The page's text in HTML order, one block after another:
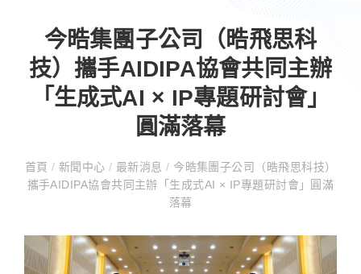
今晧集團子公司（晧飛思科
技）攜手AIDIPA協會共同主辦
「生成式AI × IP專題研討會」
圓滿落幕
首頁 / 新聞中心/ 最新消息/ 今晧集團子公司（晧飛思科技）
攜手AIDIPA協會共同主辦「生成式AI × IP專題研討會」圓滿
落幕